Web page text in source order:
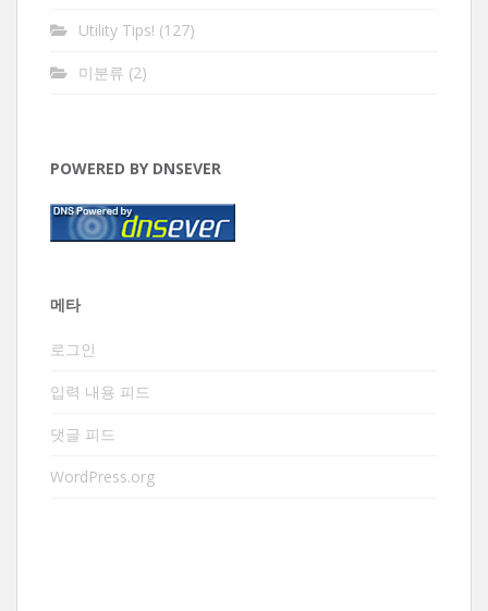
Utility Tips! (127)
미분류 (2)
POWERED BY DNSEVER
메타
로그인
입력 내용 피드
댓글 피드
WordPress.org